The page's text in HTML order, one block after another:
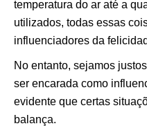
temperatura do ar até a
utilizados, todas essas
influenciadores da
No entanto, sejamos
ser encarada como
evidente que certas
balança.